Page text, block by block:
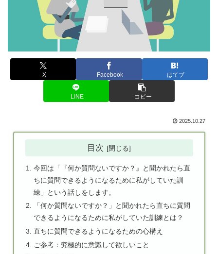
X Facebook はてブ
LINE コピー
2025.10.27
目次
今回は「『何か質問ないですか？』と聞かれたら直
ちに質問できるようになるために私がしていた訓
練」という話しをします。
「何か質問ないですか？」と聞かれたら直ちに質問
できるようになるために私がしていた訓練とは？
直ちに質問できるようになるための心構え
ご参考：究極的に意識して欲しいこと